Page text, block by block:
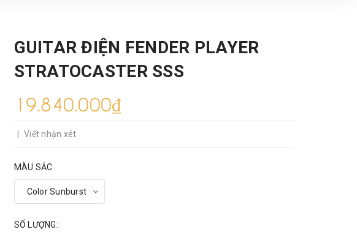
GUITAR ĐIỆN FENDER PLAYER
STRATOCASTER SSS
19.840.000₫
Viết nhận xét
MÀU SẮC
SỐ LƯỢNG: